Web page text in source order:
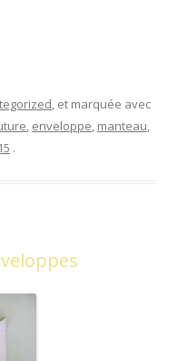
, et marquée avec
, enveloppe, manteau,
.